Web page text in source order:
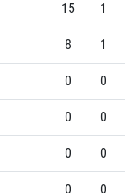
15 1
8 1
0 0
0 0
0 0
0 0